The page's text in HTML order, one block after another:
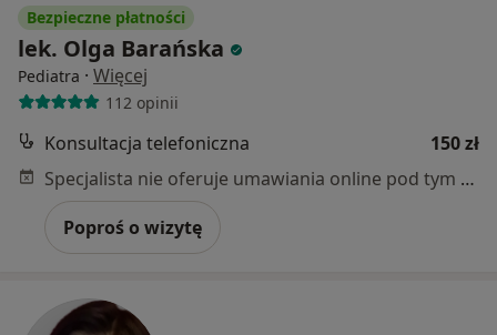
Bezpieczne płatności
lek. Olga Barańska
Pediatra · Więcej
112 opinii
Konsultacja telefoniczna
150 zł
Specjalista nie oferuje umawiania online pod tym adresem.
Poproś o wizytę